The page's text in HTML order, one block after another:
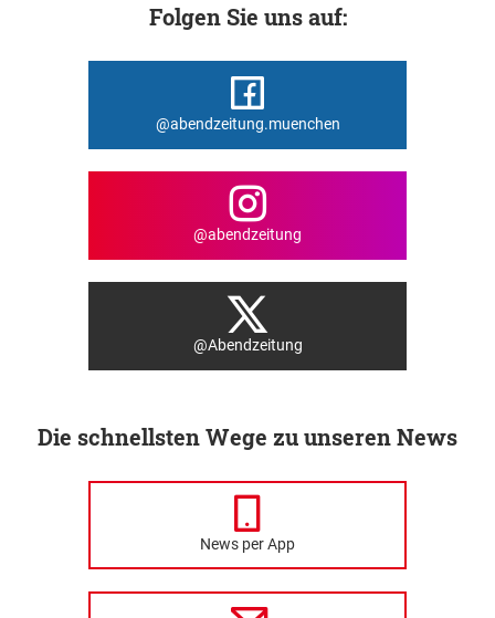
Folgen Sie uns auf:
@abendzeitung.muenchen
@abendzeitung
@Abendzeitung
Die schnellsten Wege zu unseren News
News per App